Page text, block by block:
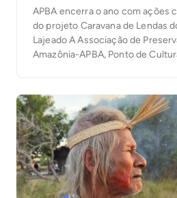
APBA encerra o ano com ações
do projeto Caravana de Lendas
Lajeado A Associação de
Amazônia-APBA, Ponto de
promoção cultural, educação
da identidade regional. […]